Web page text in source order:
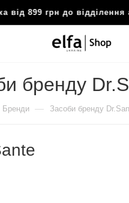
грн до відділення або
бренду
Бренди — Засоби бренду